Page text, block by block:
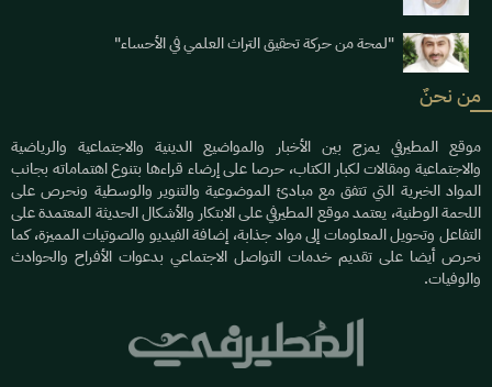
"لمحة من حركة تحقيق التراث العلمي في الأحساء"
من نحنٌ
موقع المطيرفي يمزج بين الأخبار والمواضيع الدينية والاجتماعية والرياضية
والاجتماعية ومقالات لكبار الكتاب، حرصا على إرضاء قراءها بتنوع اهتماماته بجانب
المواد الخبرية التي تتفق مع مبادئ الموضوعية والتنوير والوسطية ونحرص على
اللحمة الوطنية، يعتمد موقع المطيرفي على الابتكار والأشكال الحديثة المعتمدة على
التفاعل وتحويل المعلومات إلى مواد جذابة، إضافة الفيديو والصوتيات المميزة، كما
نحرص أيضا على تقديم خدمات التواصل الاجتماعي بدعوات الأفراح والحوادث
والوفيات.